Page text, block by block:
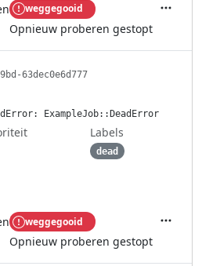
weggegooid
Opnieuw proberen gestopt
Acties
63dec0e6d777
ExampleJob::DeadError
Labels
dead
weggegooid
Opnieuw proberen gestopt